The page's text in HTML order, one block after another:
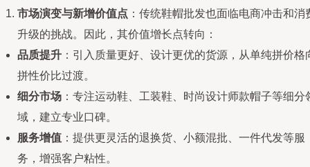
市场演变与新增价值点 ：传统鞋帽批发也面临电商冲击和消
升级的挑战。因此，其价值增长点转向：
品质提升 ：引入质量更好、设计更优的货源，从单纯拼价格
拼性价比过渡。
细分市场 ：专注运动鞋、工装鞋、时尚设计师款帽子等细分
域，建立专业口碑。
服务增值 ：提供更灵活的退换货、小额混批、一件代发等服
务，增强客户粘性。